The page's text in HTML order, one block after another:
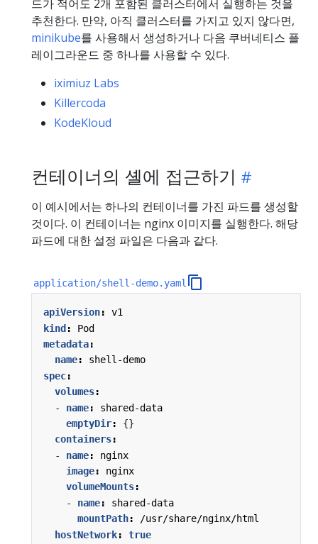
드가 적어도 2개 포함된 클러스터에서 실행하는 것을
추천한다. 만약, 아직 클러스터를 가지고 있지 않다면,
minikube를 사용해서 생성하거나 다음 쿠버네티스 플
레이그라운드 중 하나를 사용할 수 있다.
iximiuz Labs
Killercoda
KodeKloud
컨테이너의 셸에 접근하기
이 예시에서는 하나의 컨테이너를 가진 파드를 생성할
것이다. 이 컨테이너는 nginx 이미지를 실행한다. 해당
파드에 대한 설정 파일은 다음과 같다.
application/shell-demo.yaml
apiVersion:
v1
kind:
Pod
metadata:
name:
shell-demo
spec:
volumes:
- name:
shared-data
emptyDir:
{}
containers:
- name:
nginx
image:
nginx
volumeMounts:
- name:
shared-data
mountPath:
/usr/share/nginx/html
hostNetwork:
true